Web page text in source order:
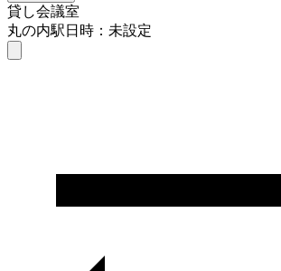
貸し会議室
丸の内駅日時：未設定